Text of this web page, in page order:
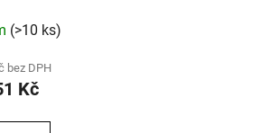
(>10 ks)
bez DPH
Kč